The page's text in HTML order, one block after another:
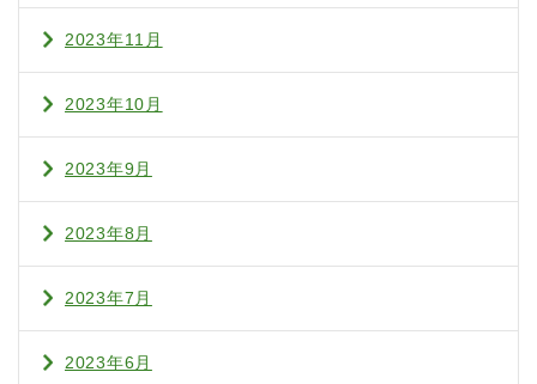
2023年11月
2023年10月
2023年9月
2023年8月
2023年7月
2023年6月